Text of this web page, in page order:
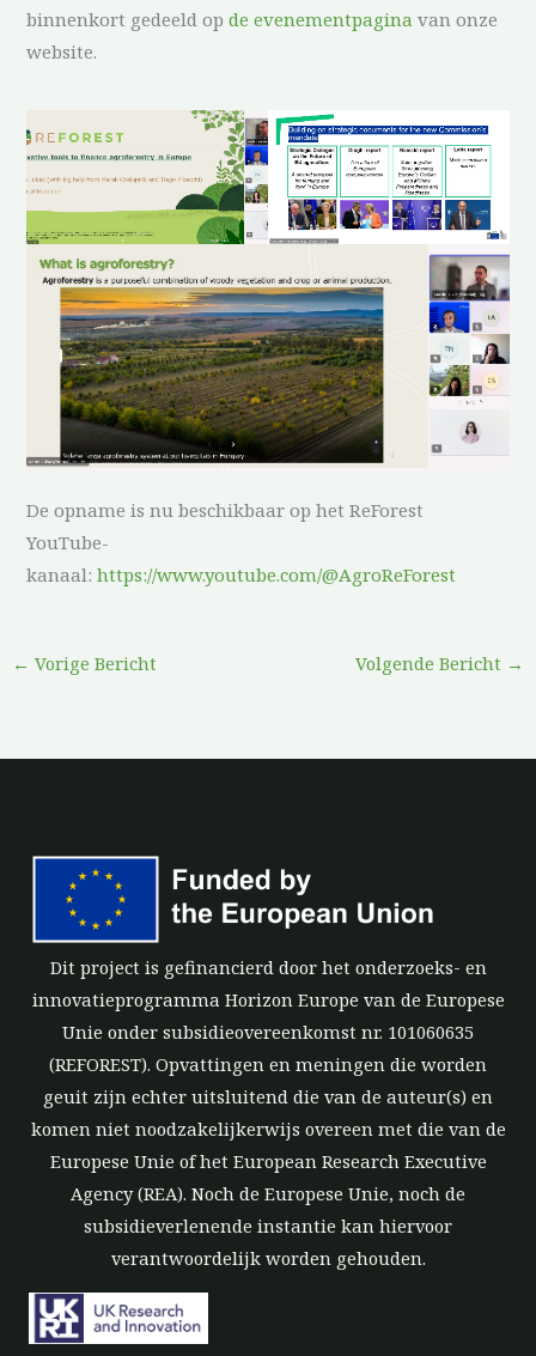
binnenkort gedeeld opde evenementpagina van onze
website.
De opname is nu beschikbaar op het ReForest
YouTube-
kanaal:https://www.youtube.com/@AgroReForest
← Vorige Bericht Volgende Bericht →
Dit project is gefinancierd door het onderzoeks- en
innovatieprogramma Horizon Europe van de Europese
Unie onder subsidieovereenkomst nr. 101060635
(REFOREST). Opvattingen en meningen die worden
geuit zijn echter uitsluitend die van de auteur(s) en
komen niet noodzakelijkerwijs overeen met die van de
Europese Unie of het European Research Executive
Agency (REA). Noch de Europese Unie, noch de
subsidieverlenende instantie kan hiervoor
verantwoordelijk worden gehouden.